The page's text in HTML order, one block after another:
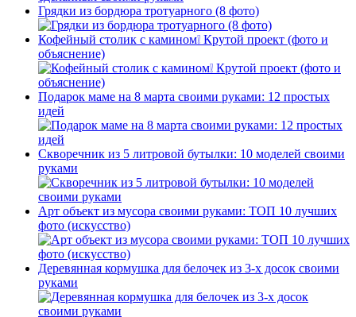
Грядки из бордюра тротуарного (8 фото)
Кофейный столик с камином❕ Крутой проект (фото и
объяснение)
Подарок маме на 8 марта своими руками: 12 простых
идей
Скворечник из 5 литровой бутылки: 10 моделей своими
руками
Арт объект из мусора своими руками: ТОП 10 лучших
фото (искусство)
Деревянная кормушка для белочек из 3-х досок своими
руками